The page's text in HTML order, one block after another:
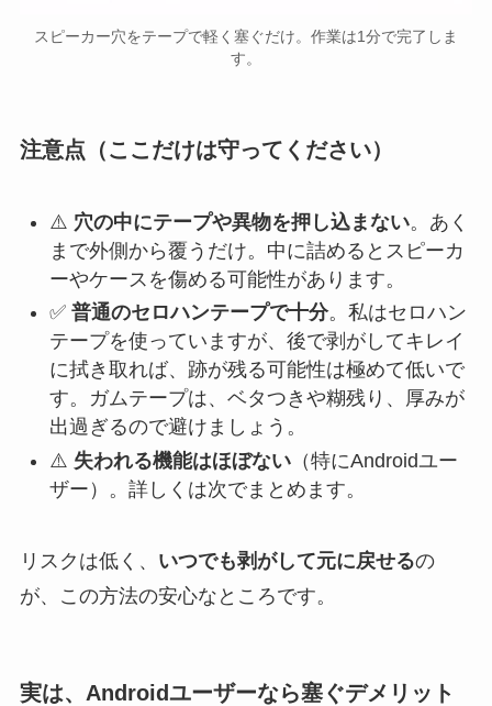
スピーカー穴をテープで軽く塞ぐだけ。作業は1分で完了しま
す。
注意点（ここだけは守ってください）
⚠️ 穴の中にテープや異物を押し込まない。あく
まで外側から覆うだけ。中に詰めるとスピーカ
ーやケースを傷める可能性があります。
✅ 普通のセロハンテープで十分。私はセロハン
テープを使っていますが、後で剥がしてキレイ
に拭き取れば、跡が残る可能性は極めて低いで
す。ガムテープは、ベタつきや糊残り、厚みが
出過ぎるので避けましょう。
⚠️ 失われる機能はほぼない（特にAndroidユー
ザー）。詳しくは次でまとめます。
リスクは低く、 いつでも剥がして元に戻せるの
が、この方法の安心なところです。
実は、Androidユーザーなら塞ぐデメリット